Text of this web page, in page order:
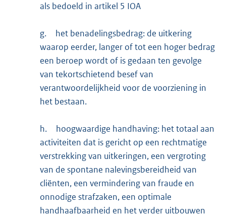
als bedoeld in artikel 5 IOA
g.
het benadelingsbedrag: de uitkering
waarop eerder, langer of tot een hoger bedrag
een beroep wordt of is gedaan ten gevolge
van tekortschietend besef van
verantwoordelijkheid voor de voorziening in
het bestaan.
h.
hoogwaardige handhaving: het totaal aan
activiteiten dat is gericht op een rechtmatige
verstrekking van uitkeringen, een vergroting
van de spontane nalevingsbereidheid van
cliënten, een vermindering van fraude en
onnodige strafzaken, een optimale
handhaafbaarheid en het verder uitbouwen